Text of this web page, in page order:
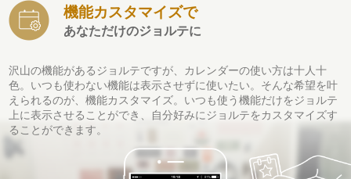
機能カスタマイズで
あなただけのジョルテに
沢山の機能があるジョルテですが、カレンダーの使い方は十人十
色。いつも使わない機能は表示させずに使いたい。そんな希望を叶
えられるのが、機能カスタマイズ。いつも使う機能だけをジョルテ
上に表示させることができ、自分好みにジョルテをカスタマイズす
ることができます。